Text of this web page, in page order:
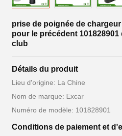
prise de poignée de
pour le précédent
club
Détails du produit
Lieu d'origine: La Chine
Nom de marque: Excar
Numéro de modèle: 101828901
Conditions de paiement et